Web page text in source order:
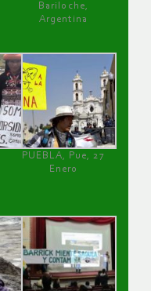
Bariloche,
Argentina
PUEBLA, Pue, 27
Enero